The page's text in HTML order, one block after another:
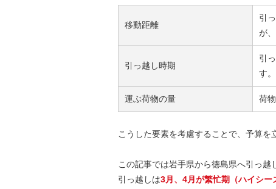
移動距離
引
が
引っ越し時期
引
す
運ぶ荷物の量 荷
こうした要素を考慮することで、予算を
この記事では岩手県から徳島県へ引っ越
引っ越しは3月、4月が繁忙期（ハイシー